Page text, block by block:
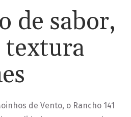
de sabor,
textura
de Vento, o Rancho 141